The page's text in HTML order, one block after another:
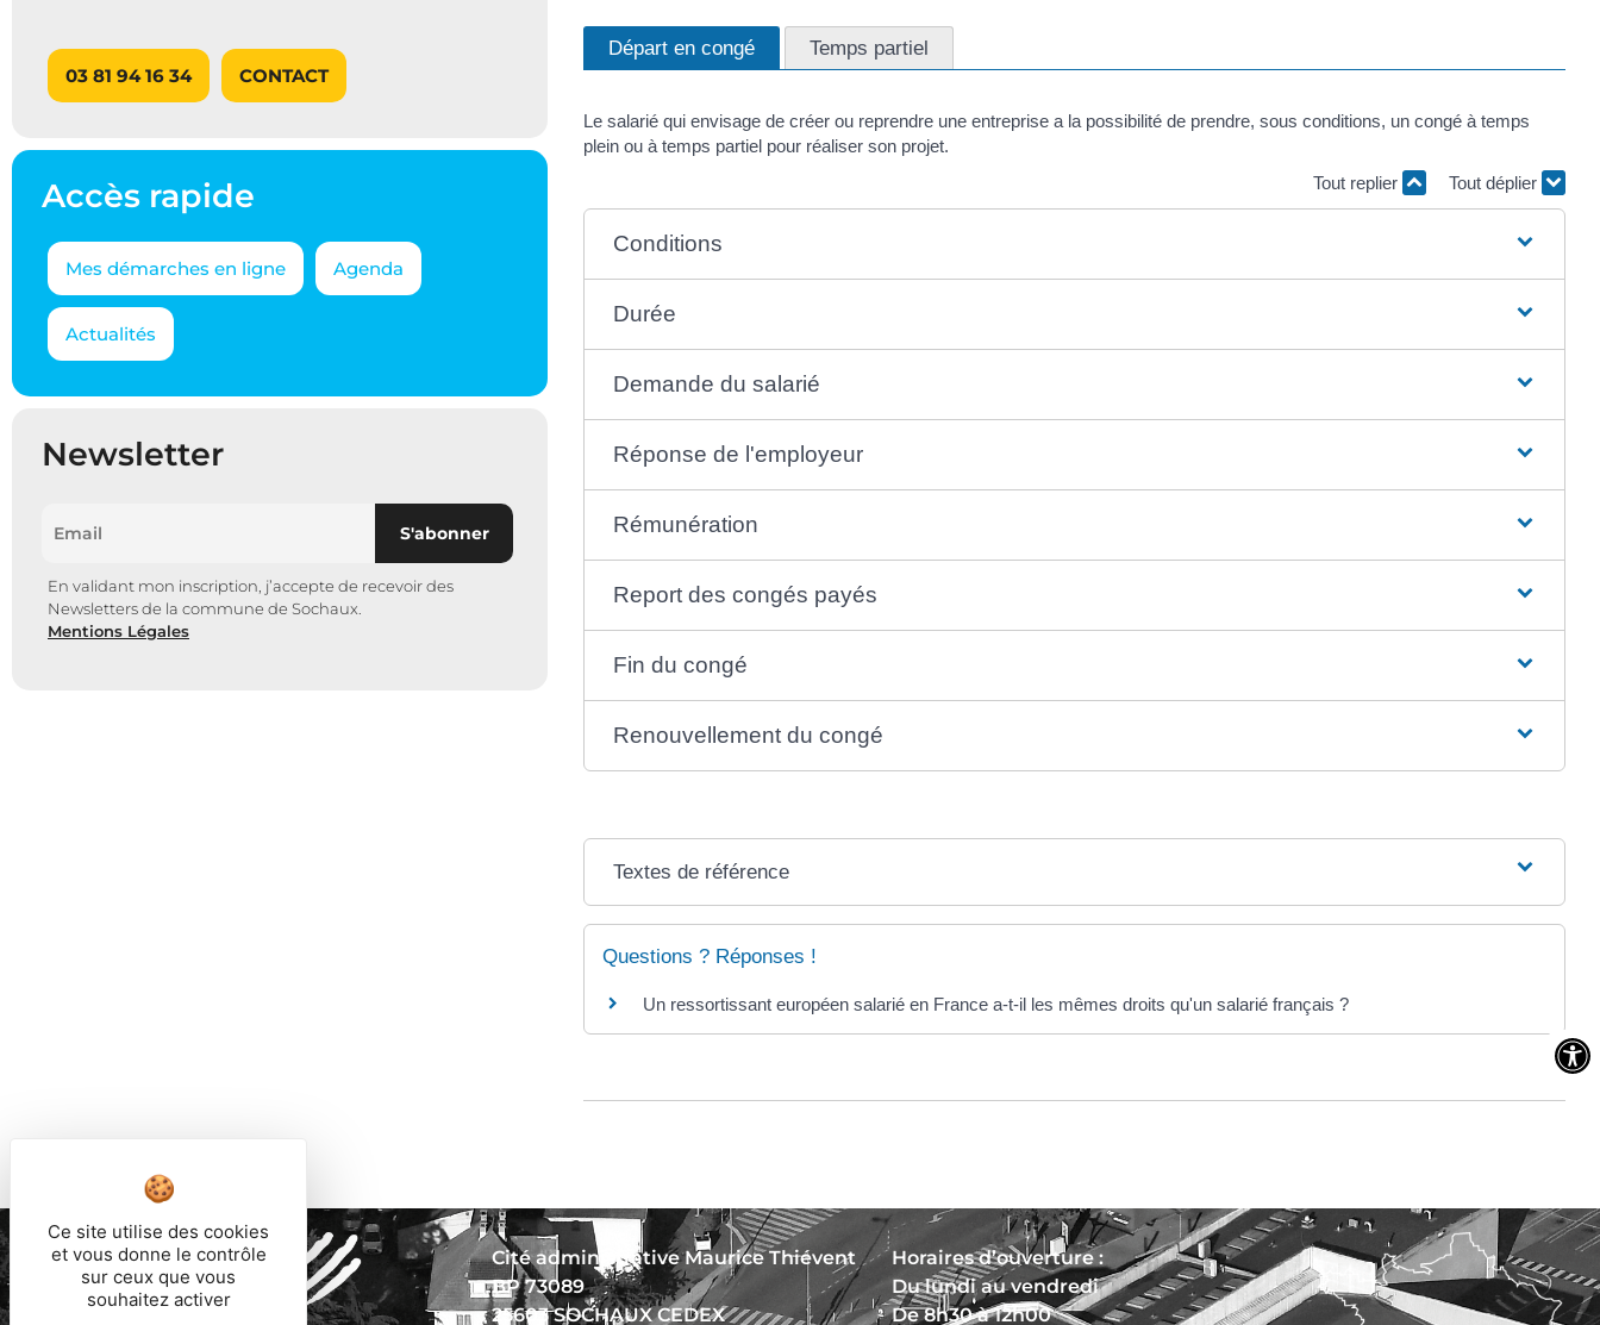
03 81 94 16 34 CONTACT
Accès rapide
Mes démarches en ligne Agenda
Actualités
Newsletter
En validant mon inscription, j’accepte de recevoir des
Newsletters de la commune de Sochaux.
Mentions Légales
Départ en congé Temps partiel
Le salarié qui envisage de créer ou reprendre une entreprise a la possibilité de prendre, sous conditions, un congé à temps
plein ou à temps partiel pour réaliser son projet.
Tout replier
Tout déplier
Conditions
Durée
Demande du salarié
Réponse de l'employeur
Rémunération
Report des congés payés
Fin du congé
Renouvellement du congé
Textes de référence
Questions ? Réponses !
Un ressortissant européen salarié en France a-t-il les mêmes droits qu'un salarié français ?
Cité administrative Maurice Thiévent
BP 73089
25603 SOCHAUX CEDEX
Horaires d’ouverture :
Du lundi au vendredi
De 8h30 à 12h00
Ce site utilise des cookies
et vous donne le contrôle
sur ceux que vous
souhaitez activer